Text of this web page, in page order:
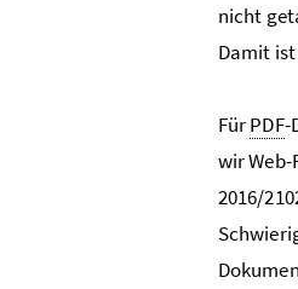
nicht
Damit
FürPDF-
wir
2016/